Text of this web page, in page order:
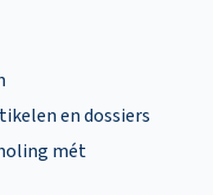
en dossiers
mét